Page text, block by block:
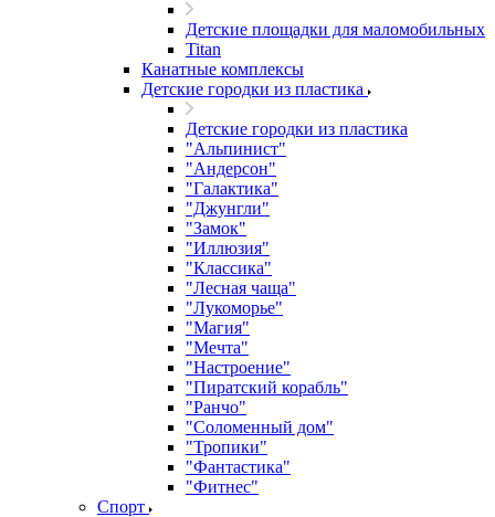
Детские площадки для маломобильных
Titan
Канатные комплексы
Детские городки из пластика
Детские городки из пластика
"Альпинист"
"Андерсон"
"Галактика"
"Джунгли"
"Замок"
"Иллюзия"
"Классика"
"Лесная чаща"
"Лукоморье"
"Магия"
"Мечта"
"Настроение"
"Пиратский корабль"
"Ранчо"
"Соломенный дом"
"Тропики"
"Фантастика"
"Фитнес"
Спорт